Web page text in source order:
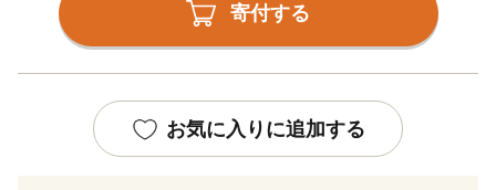
寄付する
お気に入りに追加する